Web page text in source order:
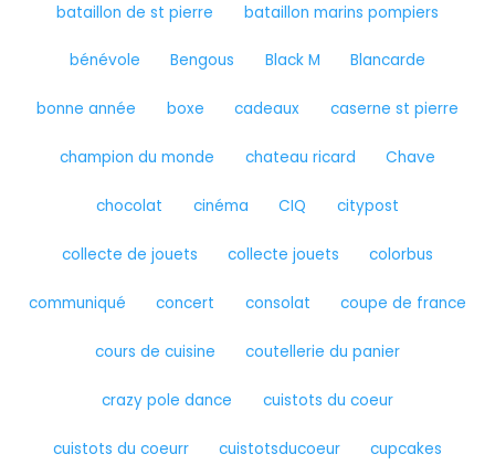
bataillon de st pierre bataillon marins pompiers
bénévole Bengous Black M Blancarde
bonne année boxe cadeaux caserne st pierre
champion du monde chateau ricard Chave
chocolat cinéma CIQ citypost
collecte de jouets collecte jouets colorbus
communiqué concert consolat coupe de france
cours de cuisine coutellerie du panier
crazy pole dance cuistots du coeur
cuistots du coeurr cuistotsducoeur cupcakes